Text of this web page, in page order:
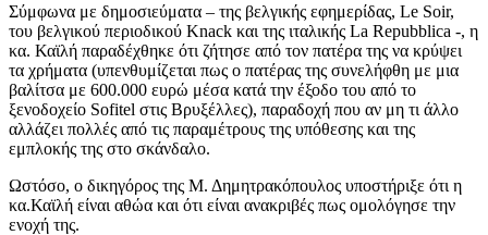
Σύμφωνα με δημοσιεύματα – της βελγικής εφημερίδας, Le Soir,
του βελγικού περιοδικού Knack και της ιταλικής La Repubblica -, η
κα. Καϊλή παραδέχθηκε ότι ζήτησε από τον πατέρα της να κρύψει
τα χρήματα (υπενθυμίζεται πως ο πατέρας της συνελήφθη με μια
βαλίτσα με 600.000 ευρώ μέσα κατά την έξοδο του από το
ξενοδοχείο Sofitel στις Βρυξέλλες), παραδοχή που αν μη τι άλλο
αλλάζει πολλές από τις παραμέτρους της υπόθεσης και της
εμπλοκής της στο σκάνδαλο.
Ωστόσο, ο δικηγόρος της Μ. Δημητρακόπουλος υποστήριξε ότι η
κα.Καϊλή είναι αθώα και ότι είναι ανακριβές πως ομολόγησε την
ενοχή της.